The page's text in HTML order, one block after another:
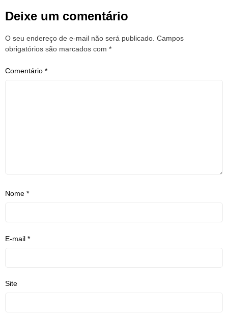
Deixe um comentário
O seu endereço de e-mail não será publicado. Campos
obrigatórios são marcados com *
Comentário *
Nome *
E-mail *
Site